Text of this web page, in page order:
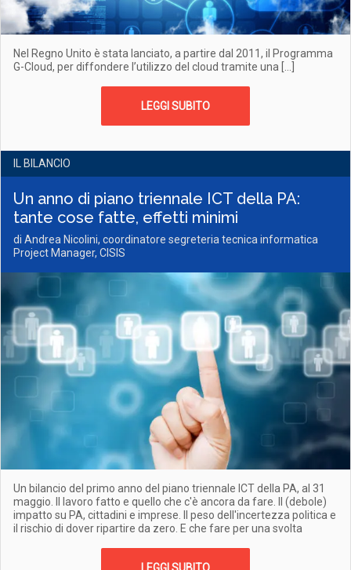
Nel Regno Unito è stata lanciato, a partire dal 2011, il Programma
G-Cloud, per diffondere l’utilizzo del cloud tramite una […]
LEGGI SUBITO
IL BILANCIO
Un anno di piano triennale ICT della PA:
tante cose fatte, effetti minimi
di Andrea Nicolini, coordinatore segreteria tecnica informatica
Project Manager, CISIS
Un bilancio del primo anno del piano triennale ICT della PA, al 31
maggio. Il lavoro fatto e quello che c'è ancora da fare. Il (debole)
impatto su PA, cittadini e imprese. Il peso dell'incertezza politica e
il rischio di dover ripartire da zero. E che fare per una svolta